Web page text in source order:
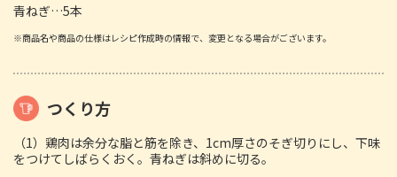
青ねぎ…5本
※商品名や商品の仕様はレシピ作成時の情報で、変更となる場合がございます。
つくり方
（1）鶏肉は余分な脂と筋を除き、1cm厚さのそぎ切りにし、下味
をつけてしばらくおく。青ねぎは斜めに切る。